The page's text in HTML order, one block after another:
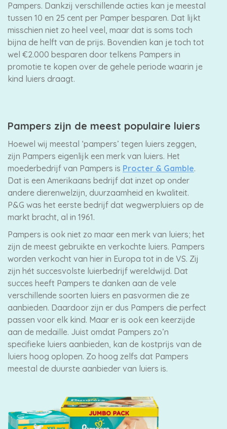
Pampers. Dankzij verschillende acties kan je meestal
tussen 10 en 25 cent per Pamper besparen. Dat lijkt
misschien niet zo heel veel, maar dat is soms toch
bijna de helft van de prijs. Bovendien kan je toch tot
wel €2.000 besparen door telkens Pampers in
promotie te kopen over de gehele periode waarin je
kind luiers draagt.
Pampers zijn de meest populaire luiers
Hoewel wij meestal ‘pampers’ tegen luiers zeggen,
zijn Pampers eigenlijk een merk van luiers. Het
moederbedrijf van Pampers is Procter & Gamble.
Dat is een Amerikaans bedrijf dat inzet op onder
andere dierenwelzijn, duurzaamheid en kwaliteit.
P&G was het eerste bedrijf dat wegwerpluiers op de
markt bracht, al in 1961.
Pampers is ook niet zo maar een merk van luiers; het
zijn de meest gebruikte en verkochte luiers. Pampers
worden verkocht van hier in Europa tot in de VS. Zij
zijn hét succesvolste luierbedrijf wereldwijd. Dat
succes heeft Pampers te danken aan de vele
verschillende soorten luiers en pasvormen die ze
aanbieden. Daardoor zijn er dus Pampers die perfect
passen voor elk kind. Maar er is ook een keerzijde
aan de medaille. Juist omdat Pampers zo’n
specifieke luiers aanbieden, kan de kostprijs van de
luiers hoog oplopen. Zo hoog zelfs dat Pampers
meestal de duurste aanbieder van luiers is.